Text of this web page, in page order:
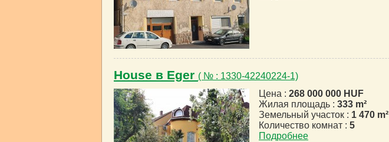
House в Eger ( № : 1330-42240224-1)
Цена : 268 000 000 HUF
Жилая площадь : 333 m²
Земельный участок : 1 470 m²
Количество комнат : 5
Подробнее